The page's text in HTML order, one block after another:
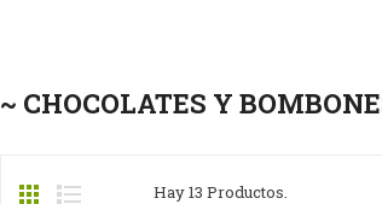
~ CHOCOLATES Y
Hay 13 Productos.